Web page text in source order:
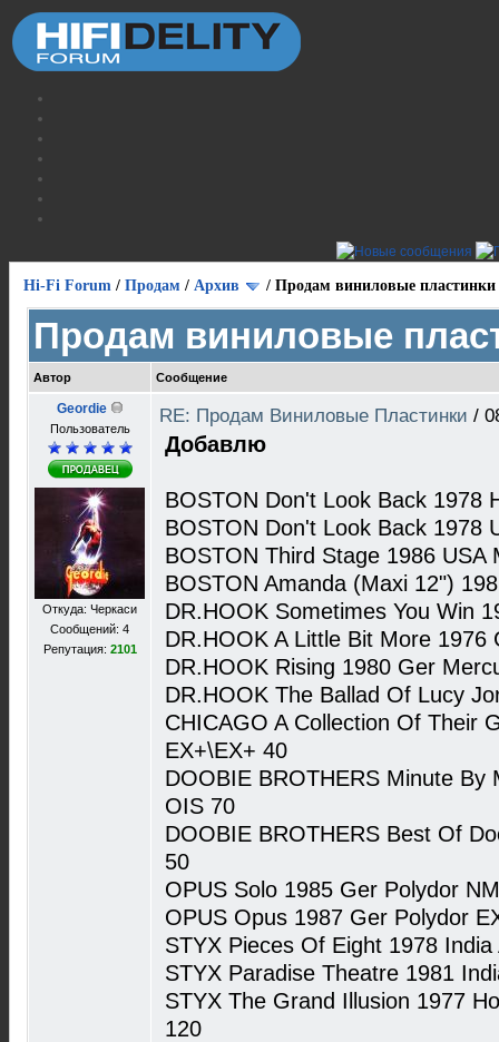
Hi-Fi Forum / Продам / Архив / Продам виниловые пластинки
Продам виниловые
Автор Сообщение
Geordie
Пользователь
Откуда: Черкаси
Сообщений: 4
Репутация: 2101
RE: Продам Виниловые Пластинки /
Добавлю
BOSTON Don't Look Back 1978
BOSTON Don't Look Back 1978
BOSTON Third Stage 1986 USA
BOSTON Amanda (Maxi 12")
DR.HOOK Sometimes You Win
DR.HOOK A Little Bit More 1976
DR.HOOK Rising 1980 Ger
DR.HOOK The Ballad Of Lucy
CHICAGO A Collection Of Their
EX+\EX+ 40
DOOBIE BROTHERS Minute By
OIS 70
DOOBIE BROTHERS Best Of
50
OPUS Solo 1985 Ger Polydor
OPUS Opus 1987 Ger Polydor
STYX Pieces Of Eight 1978
STYX Paradise Theatre 1981
STYX The Grand Illusion 1977
120